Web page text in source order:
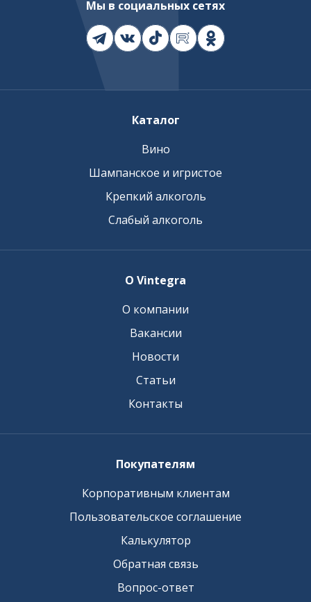
Мы в социальных сетях
Каталог
Вино
Шампанское и игристое
Крепкий алкоголь
Слабый алкоголь
О Vintegra
О компании
Вакансии
Новости
Статьи
Контакты
Покупателям
Корпоративным клиентам
Пользовательское соглашение
Калькулятор
Обратная связь
Вопрос-ответ